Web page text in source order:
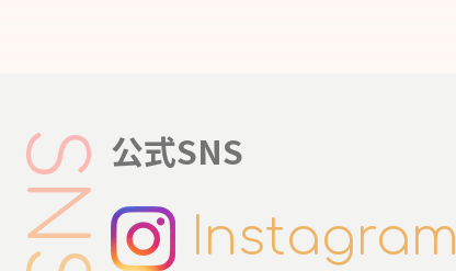
公式SNS
Instagram